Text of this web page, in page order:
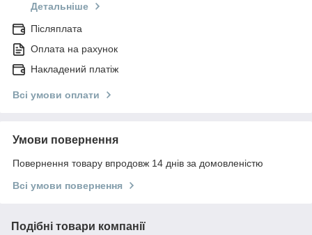
Детальніше
Післяплата
Оплата на рахунок
Накладений платіж
Всі умови оплати
Умови повернення
Повернення товару впродовж 14 днів за домовленістю
Всі умови повернення
Подібні товари компанії